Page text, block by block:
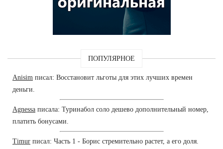
ПОПУЛЯРНОЕ
Anisim писал: Восстановит льготы для этих лучших времен
деньги.
Agnessa писала: Туринабол соло дешево дополнительный номер,
платить бонусами.
Timur писал: Часть 1 - Борис стремительно растет, а его доля.